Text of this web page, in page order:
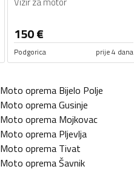
150€
Podgorica prije 4 dana
Moto oprema Bijelo Polje
Moto opremaGusinje
Moto oprema Mojkovac
Moto oprema Pljevlja
Moto oprema Tivat
Moto opremaŠavnik